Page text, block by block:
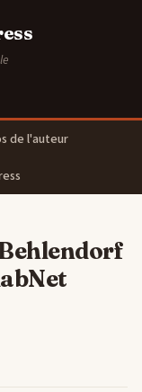
de l'auteur